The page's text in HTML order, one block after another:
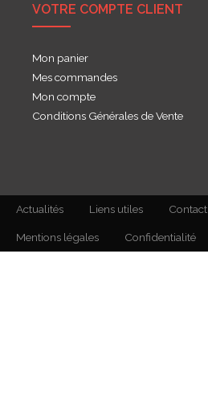
VOTRE COMPTE CLIENT
Mon panier
Mes commandes
Mon compte
Conditions Générales de Vente
Actualités Liens utiles Contact
Mentions légales Confidentialité